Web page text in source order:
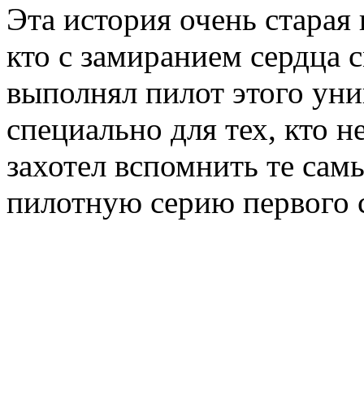
Эта история очень
кто с замиранием сердца
выполнял пилот этого
специально для тех, кто
захотел вспомнить те
пилотную серию первого